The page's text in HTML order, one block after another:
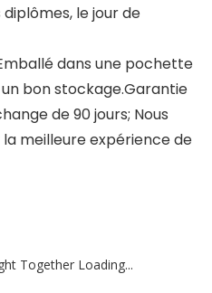
le jour de
Emballé dans une pochette
bon stockage.Garantie
de 90 jours; Nous
meilleure expérience de
Together Loading...